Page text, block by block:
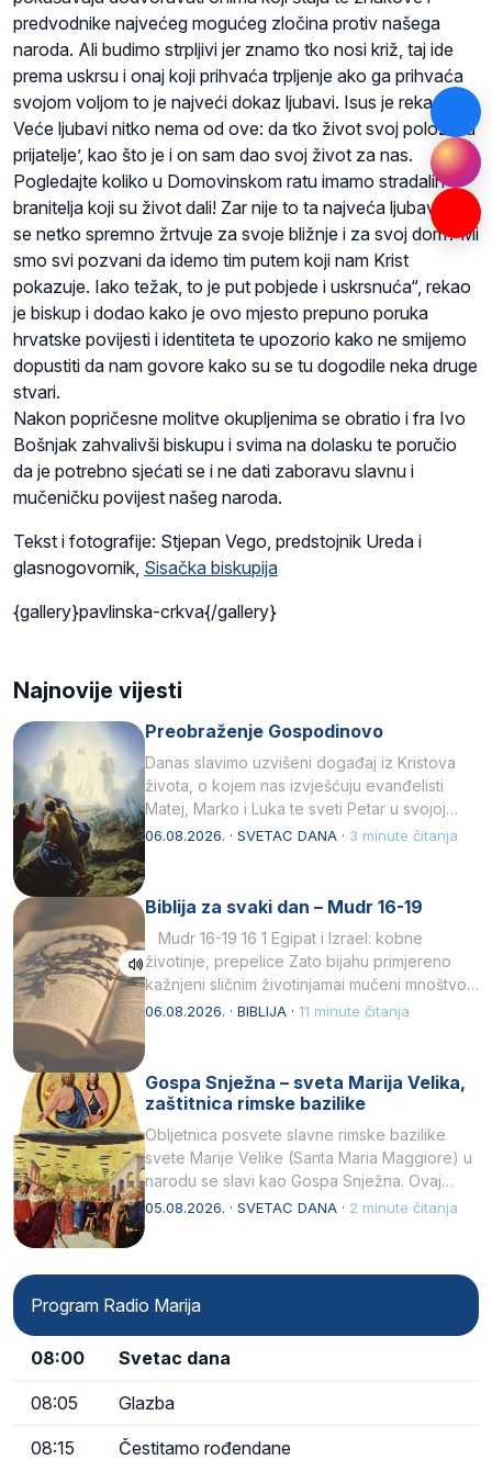
predvodnike najvećeg mogućeg zločina protiv našega
naroda. Ali budimo strpljivi jer znamo tko nosi križ, taj ide
prema uskrsu i onaj koji prihvaća trpljenje ako ga prihvaća
svojom voljom to je najveći dokaz ljubavi. Isus je rekao: ‘
Veće ljubavi nitko nema od ove: da tko život svoj položi za
prijatelje’, kao što je i on sam dao svoj život za nas.
Pogledajte koliko u Domovinskom ratu imamo stradalih
branitelja koji su život dali! Zar nije to ta najveća ljubav kada
se netko spremno žrtvuje za svoje bližnje i za svoj dom? Mi
smo svi pozvani da idemo tim putem koji nam Krist
pokazuje. Iako težak, to je put pobjede i uskrsnuća“, rekao
je biskup i dodao kako je ovo mjesto prepuno poruka
hrvatske povijesti i identiteta te upozorio kako ne smijemo
dopustiti da nam govore kako su se tu dogodile neka druge
stvari.
Nakon popričesne molitve okupljenima se obratio i fra Ivo
Bošnjak zahvalivši biskupu i svima na dolasku te poručio
da je potrebno sjećati se i ne dati zaboravu slavnu i
mučeničku povijest našeg naroda.
Tekst i fotografije: Stjepan Vego, predstojnik Ureda i
glasnogovornik, Sisačka biskupija
{gallery}pavlinska-crkva{/gallery}
Najnovije vijesti
Preobraženje Gospodinovo
Danas slavimo uzvišeni događaj iz Kristova
života, o kojem nas izvješćuju evanđelisti
Matej, Marko i Luka te sveti Petar u svojoj
drugoj…
06.08.2026. · SVETAC DANA · 3 minute čitanja
Biblija za svaki dan – Mudr 16-19
Mudr 16-19 16 1 Egipat i Izrael: kobne
životinje, prepelice Zato bijahu primjereno
kažnjeni sličnim životinjamai mučeni mnoštvom
kukaca.2 A narod…
06.08.2026. · BIBLIJA · 11 minute čitanja
Gospa Snježna – sveta Marija Velika,
zaštitnica rimske bazilike
Obljetnica posvete slavne rimske bazilike
svete Marije Velike (Santa Maria Maggiore) u
narodu se slavi kao Gospa Snježna. Ovaj
naziv, Sancta Maria…
05.08.2026. · SVETAC DANA · 2 minute čitanja
Program Radio Marija
08:00 Svetac dana
08:05 Glazba
08:15 Čestitamo rođendane